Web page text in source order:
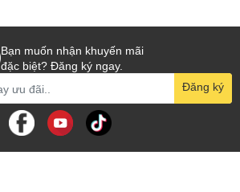
Bạn muốn nhận khuyến mãi
đặc biệt? Đăng ký ngay.
Đăng ký